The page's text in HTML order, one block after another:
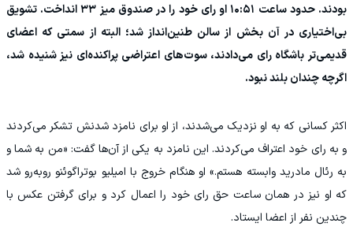
بودند. حدود ساعت ۱۰:۵۱ او رای خود را در صندوق میز ۳۳ انداخت. تشویق
بی‌اختیاری در آن بخش از سالن طنین‌انداز شد؛ البته از سمتی که اعضای
قدیمی‌تر باشگاه رای می‌دادند، سوت‌های اعتراضی پراکنده‌ای نیز شنیده شد،
اگرچه چندان بلند نبود.
اکثر کسانی که به او نزدیک می‌شدند، از او برای نامزد شدنش تشکر می‌کردند
و به رای خود اعتراف می‌کردند. این نامزد به یکی از آن‌ها گفت: «من به شما و
به رئال مادرید وابسته هستم.» او هنگام خروج با امیلیو بوتراگوئنو روبه‌رو شد
که او نیز در همان ساعت حق رای خود را اعمال کرد و برای گرفتن عکس با
چندین نفر از اعضا ایستاد.